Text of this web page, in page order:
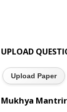
UPLOAD
Upload Paper
Mukhya